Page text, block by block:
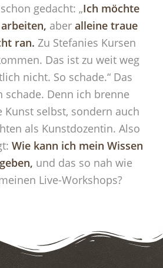
gedacht: „Ich möchte
aberalleine traue
ran. Zu Stefanies Kursen
Das ist zu weit weg
nicht. So schade.“ Das
schade. Denn ich brenne
selbst, sondern auch
als Kunstdozentin. Also
Wie kann ich mein Wissen
und das so nah wie
Live-Workshops?